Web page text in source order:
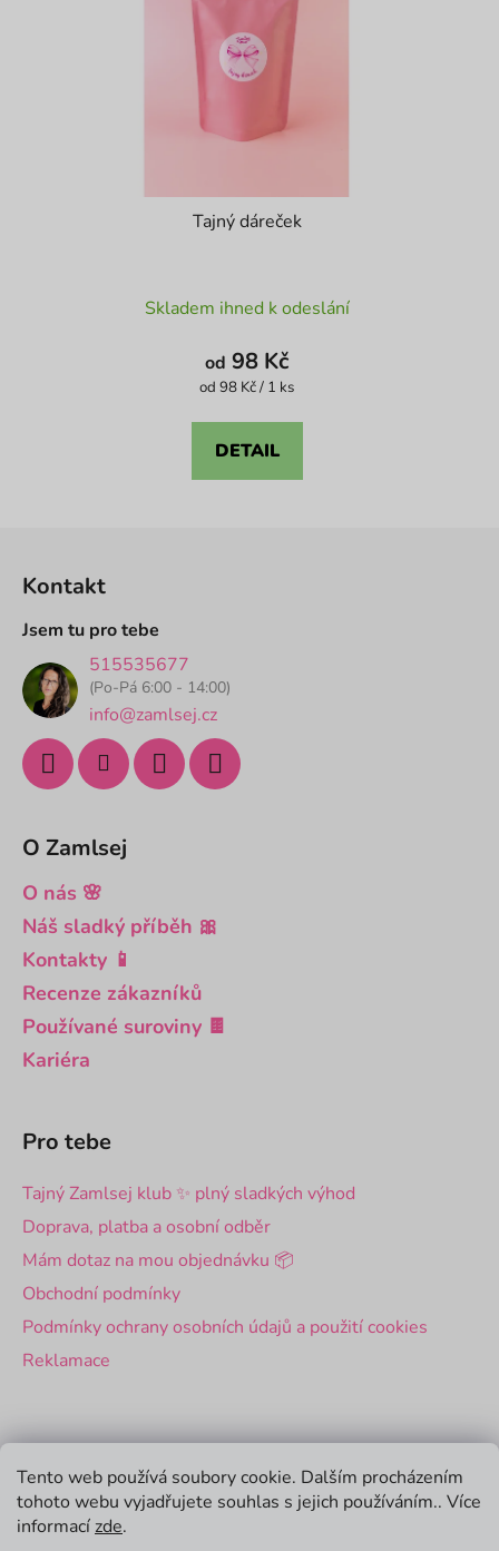
Tento web používá soubory cookie. Dalším procházením
tohoto webu vyjadřujete souhlas s jejich používáním.. Více
informací zde.
Tajný dáreček
hodnocení
produktu
je
z
Skladem ihned k odeslání
od 98 Kč
Měrná
od 98 Kč / 1 ks
DETAIL
Kontakt
Jsem tu pro tebe
515535677
(Po-Pá 6:00 - 14:00)
info@zamlsej.cz
O Zamlsej
O nás 🌸
Náš sladký příběh 🎀
Kontakty 📱
Recenze zákazníků
Používané suroviny 🍫
Kariéra
Pro tebe
Tajný Zamlsej klub ✨ plný sladkých výhod
Doprava, platba a osobní odběr
Mám dotaz na mou objednávku 📦
Obchodní podmínky
Podmínky ochrany osobních údajů a použití cookies
Reklamace
Velkoobchod
Firemní dárky